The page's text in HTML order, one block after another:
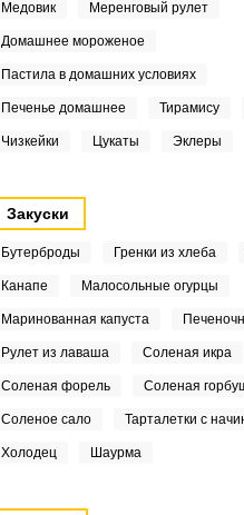
Медовик Меренговый рулет
Домашнее мороженое
Пастила в домашних условиях
Печенье домашнее Тирамису
Чизкейки Цукаты Эклеры
Закуски
Бутерброды Гренки из хлеба
Канапе Малосольные огурцы
Маринованная капуста
Рулет из лаваша Соленая икра
Соленая форель Соленая
Соленое сало Тарталетки с
Холодец Шаурма